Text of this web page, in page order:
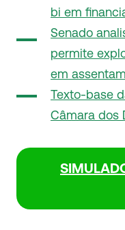
bi em
Senado
permite
em
Texto-base
Câmara dos